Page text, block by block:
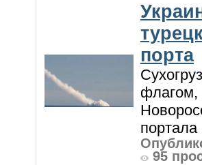
порта
флагом,
95